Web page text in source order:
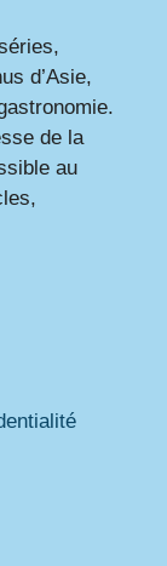
d’Asie,
de la
au